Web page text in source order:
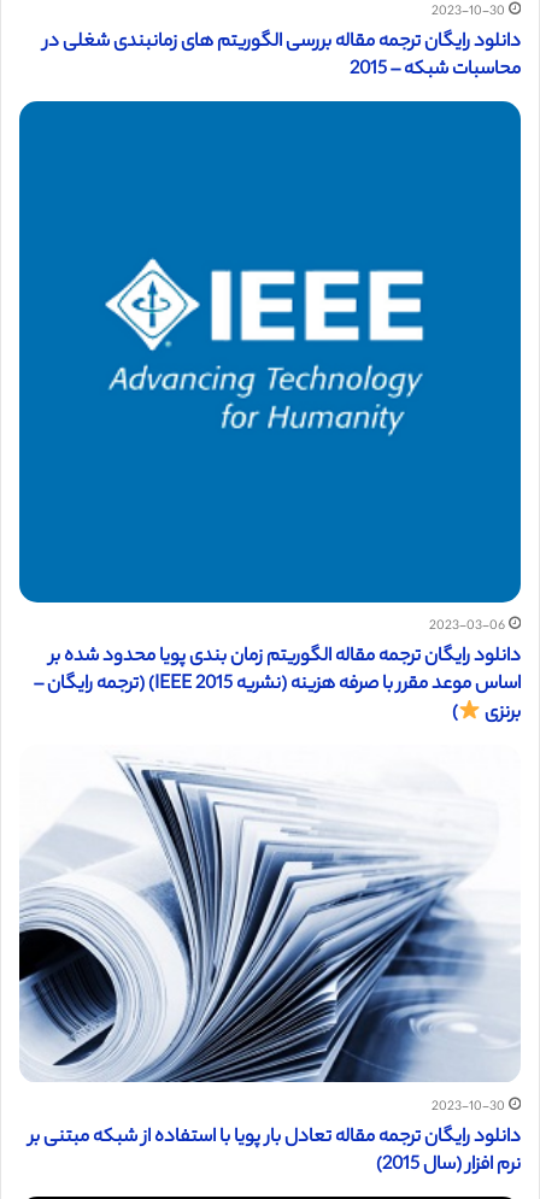
2023-10-30
دانلود رایگان ترجمه مقاله بررسی الگوریتم های زمانبندی شغلی در
محاسبات شبکه – 2015
2023-03-06
دانلود رایگان ترجمه مقاله الگوریتم زمان بندی پویا محدود شده بر
اساس موعد مقرر با صرفه هزینه (نشریه IEEE 2015) (ترجمه رایگان –
برنزی
)
2023-10-30
دانلود رایگان ترجمه مقاله تعادل بار پویا با استفاده از شبکه مبتنی بر
نرم افزار (سال 2015)